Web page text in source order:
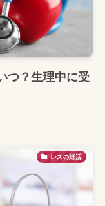
つ？生理中に受
レスの妊活